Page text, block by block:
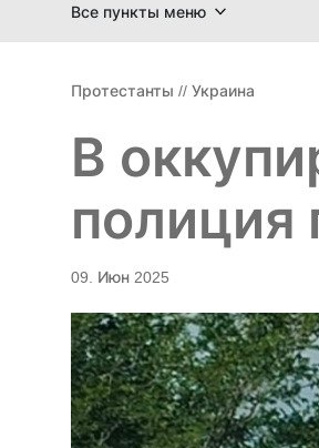
Все пункты меню
Протестанты // Украина
В
полиция
09. Июн 2025